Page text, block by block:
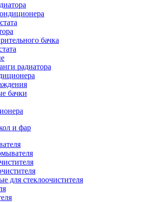
бачка
радиатора
бачки
и фар
для стеклоочистителя